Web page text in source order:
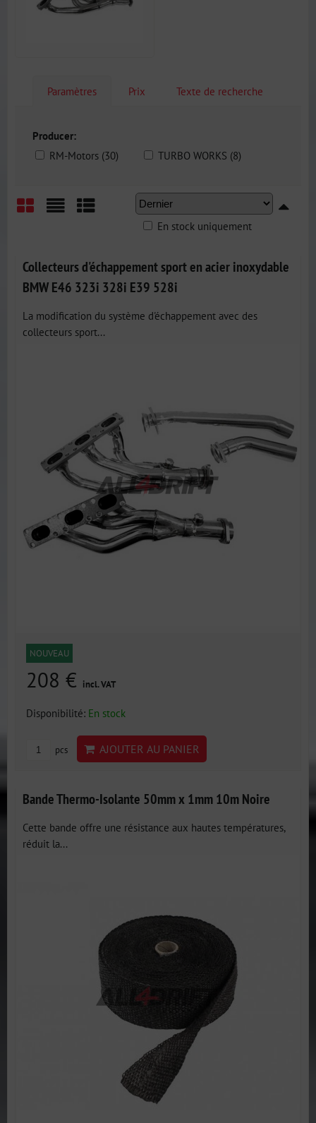
Paramètres Prix Texte de recherche
Producer:
RM-Motors (30)
TURBO WORKS (8)
En stock uniquement
Collecteurs d'échappement sport en acier inoxydable
BMW E46 323i 328i E39 528i
La modification du système d'échappement avec des
collecteurs sport...
NOUVEAU
208 € incl. VAT
Disponibilité: En stock
pcs AJOUTER AU PANIER
Bande Thermo-Isolante 50mm x 1mm 10m Noire
Cette bande offre une résistance aux hautes températures,
réduit la...